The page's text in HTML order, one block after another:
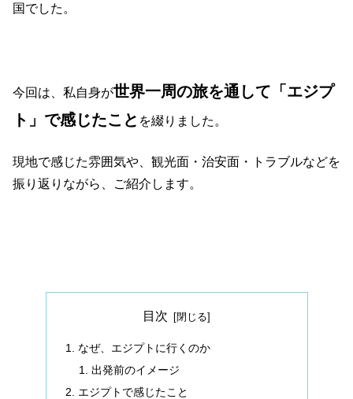
国でした。
今回は、私自身が世界一周の旅を通して「エジプ
ト」で感じたこと を綴りました。
現地で感じた雰囲気や、観光面・治安面・トラブルなどを
振り返りながら、ご紹介します。
目次
なぜ、エジプトに行くのか
出発前のイメージ
エジプトで感じたこと